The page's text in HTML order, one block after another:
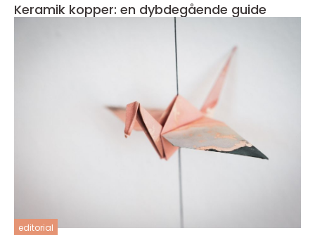
Keramik kopper: en dybdegående guide
editorial